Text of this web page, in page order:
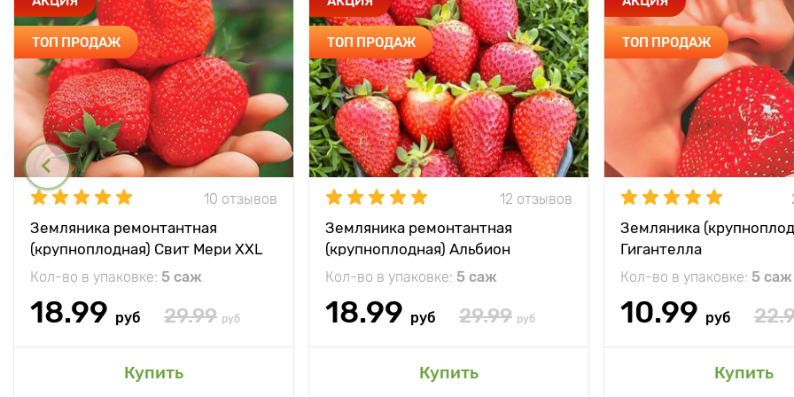
ТОП ПРОДАЖ
10 отзывов
Земляника ремонтантная
(крупноплодная) Свит Мери XXL
Кол-во в упаковке: 5 саж
18.99 руб 29.99 руб
Купить
ТОП ПРОДАЖ
12 отзывов
Земляника ремонтантная
(крупноплодная) Альбион
Кол-во в упаковке: 5 саж
18.99 руб 29.99 руб
Купить
ТОП ПРОДАЖ
Земляника
Гигантелла
Кол-во в упаковке: 5 саж
10.99 руб
Купить